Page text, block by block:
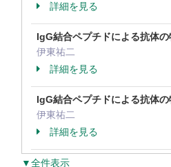
詳細を見る
IgG結合ペプチドによる抗体
伊東祐二
詳細を見る
IgG結合ペプチドによる抗体
伊東祐二
詳細を見る
▼全件表示